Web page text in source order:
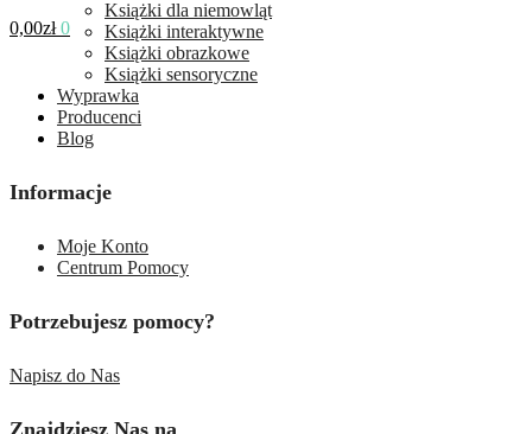
0,00zł 0
Książki dla niemowląt
Książki interaktywne
Książki obrazkowe
Książki sensoryczne
Wyprawka
Producenci
Blog
Informacje
Moje Konto
Centrum Pomocy
Potrzebujesz pomocy?
Napisz do Nas
Znajdziesz Nas na